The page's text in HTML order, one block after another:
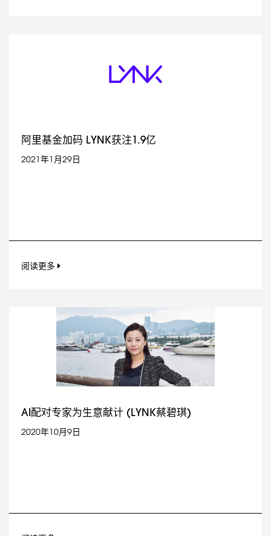
阿里基金加码 LYNK获注1.9亿
2021年1月29日
阅读更多
AI配对专家为生意献计 (LYNK蔡碧琪)
2020年10月9日